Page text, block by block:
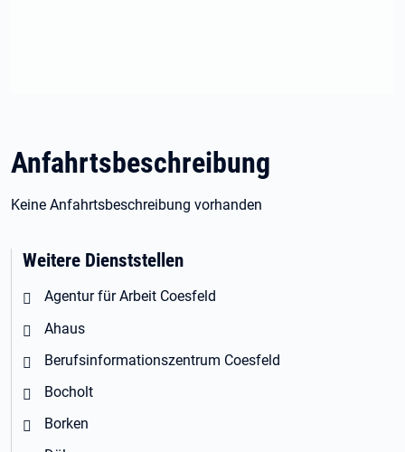
Anfahrtsbeschreibung
Keine Anfahrtsbeschreibung vorhanden
Weitere Dienststellen
Agentur für Arbeit Coesfeld
Ahaus
Berufsinformationszentrum Coesfeld
Bocholt
Borken